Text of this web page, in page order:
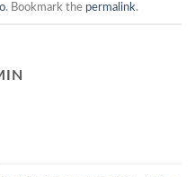
. Bookmark the permalink.